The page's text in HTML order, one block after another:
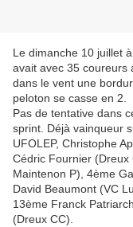
Le dimanche 10 juillet
avait avec 35 coureurs
dans le vent une
peloton se casse en 2.
Pas de tentative dans
sprint. Déjà vainqueur
UFOLEP, Christophe
Cédric Fournier (Dreux
Maintenon P), 4ème
David Beaumont (VC
13ème Franck
(Dreux CC).